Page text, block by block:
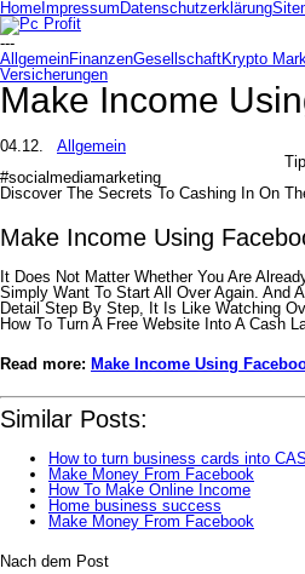
Home Impressum Datenschutzerklärung
---
AllgemeinFinanzenGesellschaftKrypto
Versicherungen
Make Income
04.12.
Allgemein
#socialmediamarketing
Discover The Secrets To Cashing In On
Make Income Using
It Does Not Matter Whether You Are
Simply Want To Start All Over Again. And
Detail Step By Step, It Is Like Watching
How To Turn A Free Website Into A Cash
Read more: Make Income Using
Similar Posts:
How to turn business cards into
Make Money From Facebook
How To Make Online Income
Home business success
Make Money From Facebook
Nach dem Post